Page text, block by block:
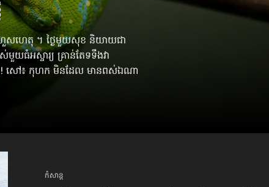
ហួសហេតុ ។ ថ្ងៃមួយសុខ និយាយជា
ធំអស្ចារ្យ គ្រាន់តែទទឹងវា
រ ! សៅ៖ កុហក មិនដែល មានពស់ឯណា
កំសាន្ដ